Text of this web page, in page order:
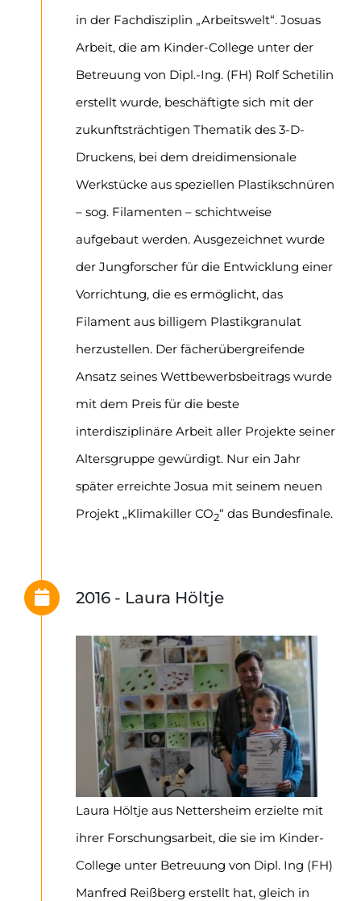
in der Fachdisziplin „Arbeitswelt“. Josuas
Arbeit, die am Kinder-College unter der
Betreuung von Dipl.-Ing. (FH) Rolf Schetilin
erstellt wurde, beschäftigte sich mit der
zukunftsträchtigen Thematik des 3-D-
Druckens, bei dem dreidimensionale
Werkstücke aus speziellen Plastikschnüren
– sog. Filamenten – schichtweise
aufgebaut werden. Ausgezeichnet wurde
der Jungforscher für die Entwicklung einer
Vorrichtung, die es ermöglicht, das
Filament aus billigem Plastikgranulat
herzustellen. Der fächerübergreifende
Ansatz seines Wettbewerbsbeitrags wurde
mit dem Preis für die beste
interdisziplinäre Arbeit aller Projekte seiner
Altersgruppe gewürdigt. Nur ein Jahr
später erreichte Josua mit seinem neuen
Projekt „Klimakiller CO2“ das Bundesfinale.
2016 - Laura Höltje
Laura Höltje aus Nettersheim erzielte mit
ihrer Forschungsarbeit, die sie im Kinder-
College unter Betreuung von Dipl. Ing (FH)
Manfred Reißberg erstellt hat, gleich in